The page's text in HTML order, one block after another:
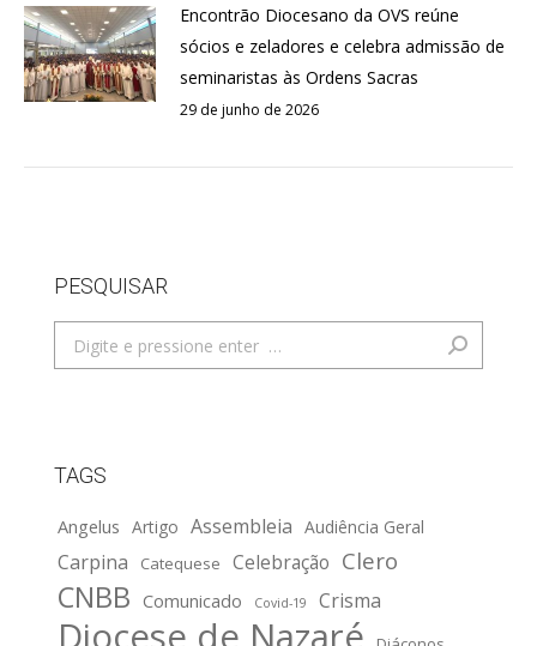
Encontrão Diocesano da OVS reúne
sócios e zeladores e celebra admissão de
seminaristas às Ordens Sacras
29 de junho de 2026
PESQUISAR
Search:
TAGS
Angelus Artigo Assembleia Audiência Geral
Carpina Catequese Celebração Clero
CNBB Comunicado Covid-19 Crisma
Diocese de Nazaré